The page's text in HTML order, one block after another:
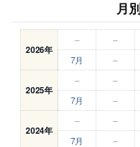
月
2026年
– –
7月
–
2025年
– –
7月
–
2024年
– –
7月
–